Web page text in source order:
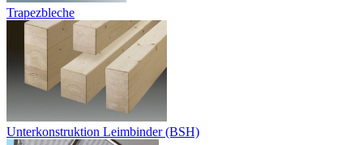
Trapezbleche
Unterkonstruktion Leimbinder (BSH)